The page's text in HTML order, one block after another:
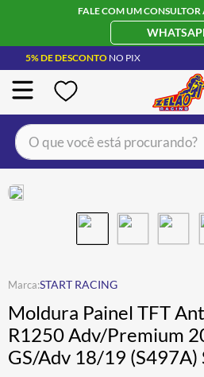
FALE COM UM
5% DE DESCONTO NO PIX
O que você está procurando?
START RACING
Moldura Painel TFT
R1250 Adv/Premium
GS/Adv 18/19 (S497A)
BOTA
4º ÓCULOS SOLAR
5 º LUVA
6º ALPINESTAR
7 º BAU